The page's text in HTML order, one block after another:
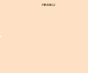
HIMAKU